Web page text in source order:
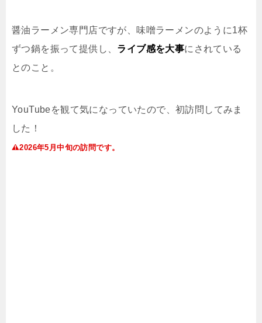
醤油ラーメン専門店ですが、味噌ラーメンのように1杯
ずつ鍋を振って提供し、 ライブ感を大事にされている
とのこと。
YouTubeを観て気になっていたので、初訪問してみま
した！
2026年5月中旬の訪問です。